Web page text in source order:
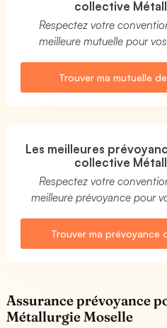
collective
Respectez votre
meilleure mutuelle pour
Trouver ma mutuelle
Les meilleures
collective
Respectez votre
meilleure prévoyance pour
Trouver ma prévoyance
Assurance prévoyance
Métallurgie Moselle